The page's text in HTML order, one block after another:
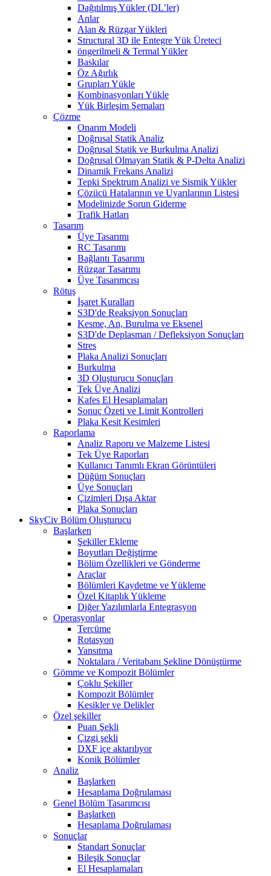
Dağıtılmış Yükler (DL’ler)
Anlar
Alan & Rüzgar Yükleri
Structural 3D ile Entegre Yük Üreteci
öngerilmeli & Termal Yükler
Baskılar
Öz Ağırlık
Grupları Yükle
Kombinasyonları Yükle
Yük Birleşim Şemaları
Çözme
Onarım Modeli
Doğrusal Statik Analiz
Doğrusal Statik ve Burkulma Analizi
Doğrusal Olmayan Statik & P-Delta Analizi
Dinamik Frekans Analizi
Tepki Spektrum Analizi ve Sismik Yükler
Çözücü Hatalarının ve Uyarılarının Listesi
Modelinizde Sorun Giderme
Trafik Hatları
Tasarım
Üye Tasarımı
RC Tasarımı
Bağlantı Tasarımı
Rüzgar Tasarımı
Üye Tasarımcısı
Rötuş
İşaret Kuralları
S3D'de Reaksiyon Sonuçları
Kesme, An, Burulma ve Eksenel
S3D'de Deplasman / Defleksiyon Sonuçları
Stres
Plaka Analizi Sonuçları
Burkulma
3D Oluşturucu Sonuçları
Tek Üye Analizi
Kafes El Hesaplamaları
Sonuç Özeti ve Limit Kontrolleri
Plaka Kesit Kesimleri
Raporlama
Analiz Raporu ve Malzeme Listesi
Tek Üye Raporları
Kullanıcı Tanımlı Ekran Görüntüleri
Düğüm Sonuçları
Üye Sonuçları
Çizimleri Dışa Aktar
Plaka Sonuçları
SkyCiv Bölüm Oluşturucu
Başlarken
Şekiller Ekleme
Boyutları Değiştirme
Bölüm Özellikleri ve Gönderme
Araçlar
Bölümleri Kaydetme ve Yükleme
Özel Kitaplık Yükleme
Diğer Yazılımlarla Entegrasyon
Operasyonlar
Tercüme
Rotasyon
Yansıtma
Noktalara / Veritabanı Şekline Dönüştürme
Gömme ve Kompozit Bölümler
Çoklu Şekiller
Kompozit Bölümler
Kesikler ve Delikler
Özel şekiller
Puan Şekli
Çizgi şekli
DXF içe aktarılıyor
Konik Bölümler
Analiz
Başlarken
Hesaplama Doğrulaması
Genel Bölüm Tasarımcısı
Başlarken
Hesaplama Doğrulaması
Sonuçlar
Standart Sonuçlar
Bileşik Sonuçlar
El Hesaplamaları